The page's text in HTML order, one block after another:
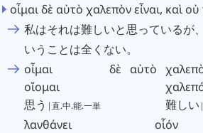
οἶμαιδὲ αὐτὸ χαλεπὸνεἶναι, καὶ οὐ
私はそれは難しいと思っているが
いうことは全くない。
οἶμαι
οἴομαι
思う |直.中.能.一単
δὲ αὐτὸ
難しい
λανθάνει
οἷόν